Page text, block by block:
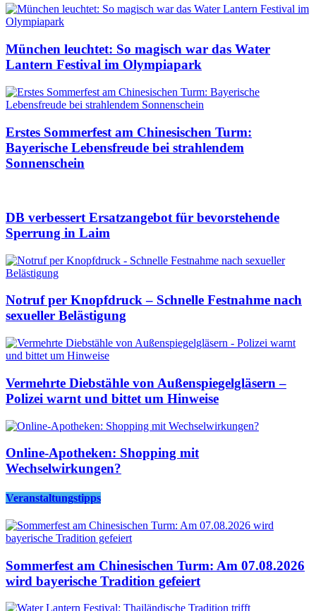
München leuchtet: So magisch war das Water
Lantern Festival im Olympiapark
Erstes Sommerfest am Chinesischen Turm:
Bayerische Lebensfreude bei strahlendem
Sonnenschein
DB verbessert Ersatzangebot für bevorstehende
Sperrung in Laim
Notruf per Knopfdruck – Schnelle Festnahme nach
sexueller Belästigung
Vermehrte Diebstähle von Außenspiegelgläsern –
Polizei warnt und bittet um Hinweise
Online-Apotheken: Shopping mit
Wechselwirkungen?
Veranstaltungstipps
Sommerfest am Chinesischen Turm: Am 07.08.2026
wird bayerische Tradition gefeiert